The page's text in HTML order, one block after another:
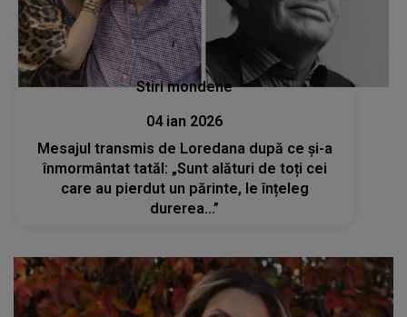
Stiri mondene
04 ian 2026
Mesajul transmis de Loredana după ce și-a
înmormântat tatăl: „Sunt alături de toți cei
care au pierdut un părinte, le înțeleg
durerea...”